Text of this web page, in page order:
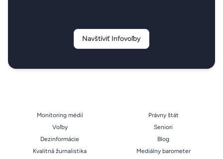
Navštíviť Infovoľby
Monitoring médií
Voľby
Dezinformácie
Kvalitná žurnalistika
Právny štát
Seniori
Blog
Mediálny barometer